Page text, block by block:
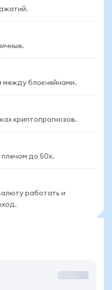
между блокчейнами.
криптопрогнозов.
плечом до 50x.
работать и